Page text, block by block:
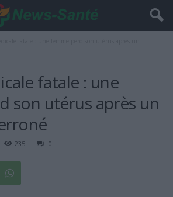
fatale : une
son utérus après un
235 0